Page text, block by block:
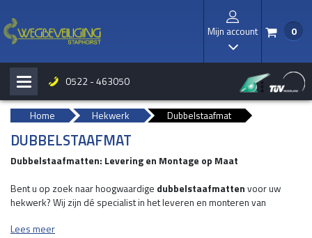
Mijn account
I
/ 0
H b 0522 - 463050
Home Hekwerk Dubbelstaafmat
DUBBELSTAAFMAT
Dubbelstaafmatten: Levering en Montage op Maat
Bent u op zoek naar hoogwaardige dubbelstaafmattenvoor uw
hekwerk? Wij zijn dé specialist in het leveren en monteren van
gaat om een residentiële tuin, industrieterrein, sportveld, of andere
Lees meer